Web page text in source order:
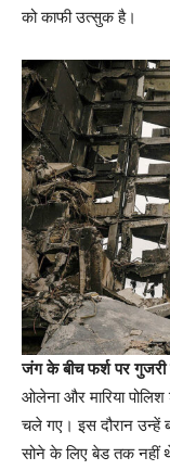
को काफी उत्सुक है।
जंग के बीच फर्श पर गुजरी
ओलेना और मारिया
चले गए। इस दौरान उन्हें
सोने के लिए बेड तक नहीं